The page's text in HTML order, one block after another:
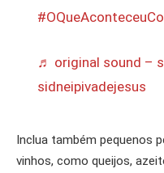
♬ original sound –
sidneipivadejesus
Inclua também pequenos
vinhos, como queijos,